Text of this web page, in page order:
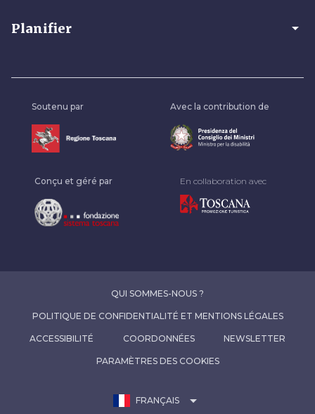
Planifier arrow_drop_down
Soutenu par Avec la contribution de
Conçu et géré par En collaboration avec
QUI SOMMES-NOUS ?
POLITIQUE DE CONFIDENTIALITÉ ET MENTIONS LÉGALES
ACCESSIBILITÉ COORDONNÉES NEWSLETTER
PARAMÈTRES DES COOKIES
FRANÇAIS arrow_drop_down